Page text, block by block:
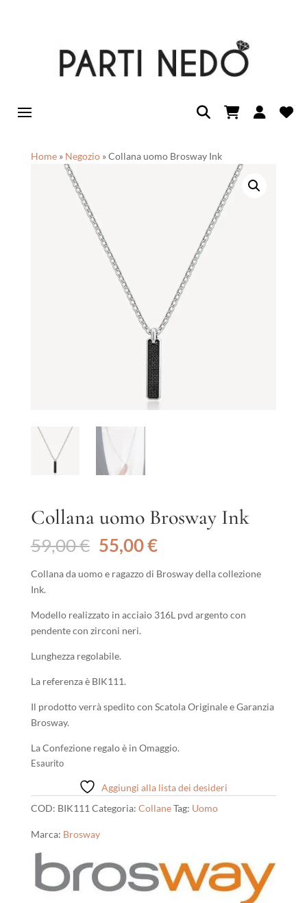
Home» Negozio»Collana uomo Brosway Ink
Collana uomo Brosway Ink
59,00€ Il
prezzo
originale
59,00 €.
55,00€Il
attuale
55,00 €.
Collana da uomo e ragazzo di Brosway della collezione
Ink.
Modello realizzato in acciaio 316L pvd argento con
pendente con zirconi neri.
Lunghezza regolabile.
La referenza è BIK111.
Il prodotto verrà spedito con Scatola Originale e Garanzia
Brosway.
La Confezione regalo è in Omaggio.
Esaurito
Aggiungi alla lista dei desideri
COD: BIK111 Categoria: CollaneTag: Uomo
Marca: Brosway